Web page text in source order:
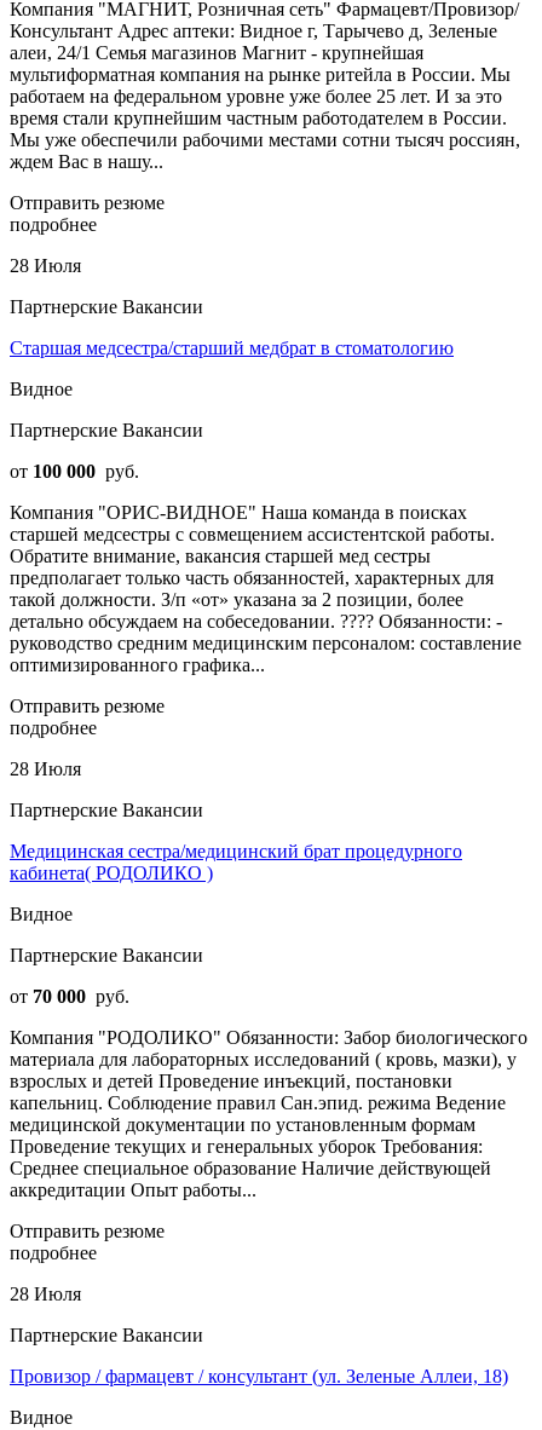
Компания "МАГНИТ, Розничная сеть" Фармацевт/Провизор/
Консультант Адрес аптеки: Видное г, Тарычево д, Зеленые
алеи, 24/1 Семья магазинов Магнит - крупнейшая
мультиформатная компания на рынке ритейла в России. Мы
работаем на федеральном уровне уже более 25 лет. И за это
время стали крупнейшим частным работодателем в России.
Мы уже обеспечили рабочими местами сотни тысяч россиян,
ждем Вас в нашу...
Отправить резюме
подробнее
28 Июля
Партнерские Вакансии
Старшая медсестра/старший медбрат в стоматологию
Видное
Партнерские Вакансии
от 100 000 руб.
Компания "ОРИС-ВИДНОЕ" Наша команда в поисках
старшей медсестры с совмещением ассистентской работы.
Обратите внимание, вакансия старшей мед сестры
предполагает только часть обязанностей, характерных для
такой должности. З/п «от» указана за 2 позиции, более
детально обсуждаем на собеседовании. ???? Обязанности: -
руководство средним медицинским персоналом: составление
оптимизированного графика...
Отправить резюме
подробнее
28 Июля
Партнерские Вакансии
Медицинская сестра/медицинский брат процедурного
кабинета( РОДОЛИКО )
Видное
Партнерские Вакансии
от 70 000 руб.
Компания "РОДОЛИКО" Обязанности: Забор биологического
материала для лабораторных исследований ( кровь, мазки), у
взрослых и детей Проведение инъекций, постановки
капельниц. Соблюдение правил Сан.эпид. режима Ведение
медицинской документации по установленным формам
Проведение текущих и генеральных уборок Требования:
Среднее специальное образование Наличие действующей
аккредитации Опыт работы...
Отправить резюме
подробнее
28 Июля
Партнерские Вакансии
Провизор / фармацевт / консультант (ул. Зеленые Аллеи, 18)
Видное